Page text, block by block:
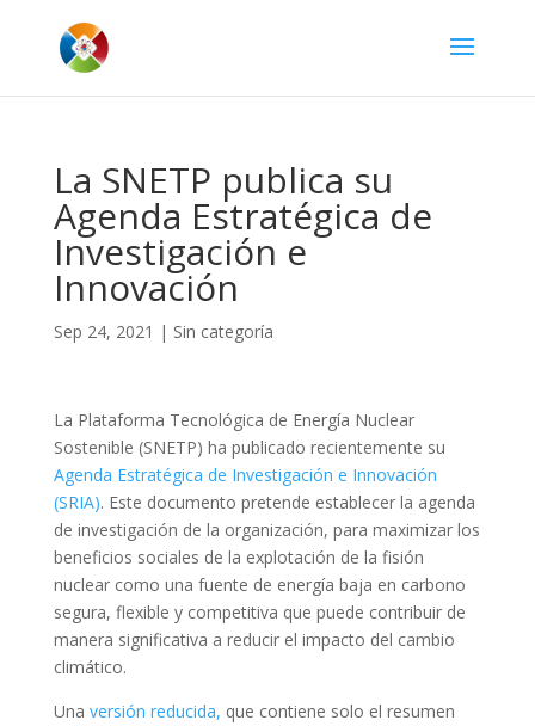
La SNETP publica su
Agenda Estratégica de
Investigación e
Innovación
Sep 24, 2021 | Sin categoría
La Plataforma Tecnológica de Energía Nuclear
Sostenible (SNETP) ha publicado recientemente su
Agenda Estratégica de Investigación e Innovación
(SRIA). Este documento pretende establecer la agenda
de investigación de la organización, para maximizar los
beneficios sociales de la explotación de la fisión
nuclear como una fuente de energía baja en carbono
segura, flexible y competitiva que puede contribuir de
manera significativa a reducir el impacto del cambio
climático.
Una versión reducida, que contiene solo el resumen